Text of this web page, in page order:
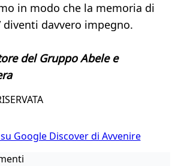
in modo che la memoria di
diventi davvero impegno.
del Gruppo Abele e
Google Discover di Avvenire